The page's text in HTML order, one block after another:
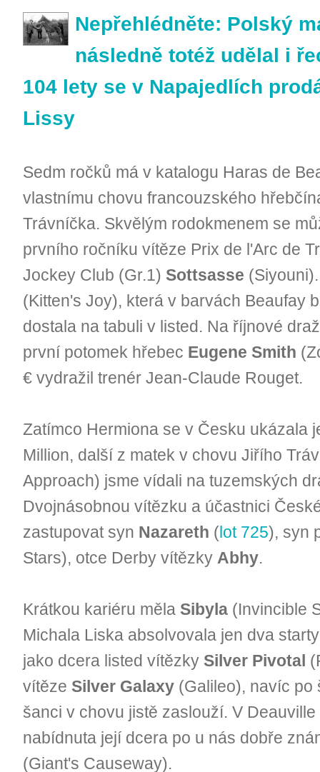
Nepřehlédněte: Polský
následně totéž udělal i
104 lety se v Napajedlích
Lissy
Sedm ročků má v katalogu Haras de
vlastnímu chovu francouzského
Trávníčka. Skvělým rodokmenem se
prvního ročníku vítěze Prix de l'Arc de
Jockey Club (Gr.1) Sottsasse
(Kitten's Joy), která v barvách Beaufay
dostala na tabuli v listed. Na říjnové
první potomek hřebec Eugene Smith
€ vydražil trenér Jean-Claude Rouget.
Zatímco Hermiona se v Česku ukázala
Million, další z matek v chovu Jiřího
Approach) jsme vídali na tuzemských
Dvojnásobnou vítězku a účastnici
zastupovat syn Nazareth ( lot 725), syn
Stars), otce Derby vítězky Abhy.
Krátkou kariéru měla Sibyla (Invincible
Michala Liska absolvovala jen dva
jako dcera listed vítězky Silver Pivotal
vítěze Silver Galaxy (Galileo), navíc po
šanci v chovu jistě zaslouží. V
nabídnuta její dcera po u nás dobře
(Giant's Causeway).